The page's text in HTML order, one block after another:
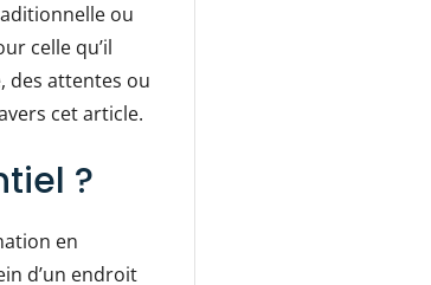
ou
celle qu’il
des attentes ou
cet article.
?
en
d’un endroit